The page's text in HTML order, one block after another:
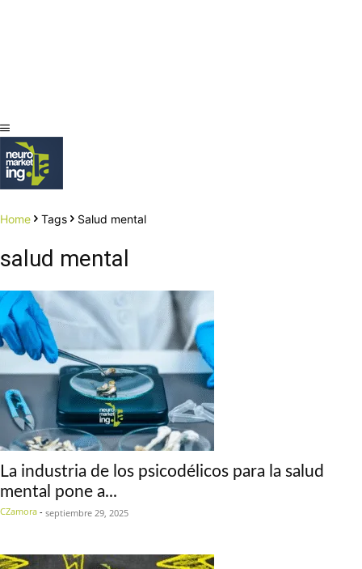
Home Tags Salud mental
salud mental
La industria de los psicodélicos para la salud
mental pone a...
CZamora - septiembre 29, 2025